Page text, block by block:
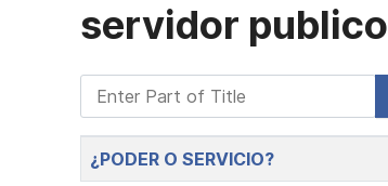
servidor publico
Enter Part of Title
Title
¿PODER O SERVICIO?